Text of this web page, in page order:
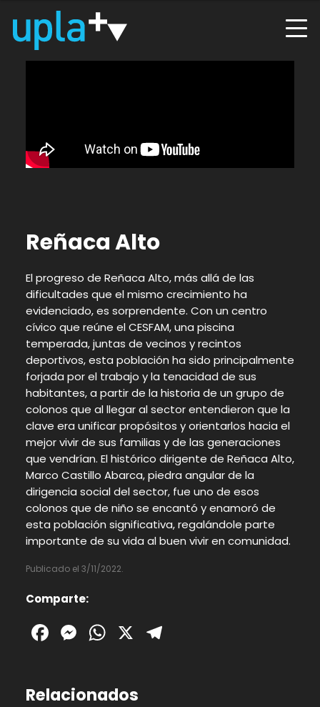
Reñaca Alto
El progreso de Reñaca Alto, más allá de las
dificultades que el mismo crecimiento ha
evidenciado, es sorprendente. Con un centro
cívico que reúne el CESFAM, una piscina
temperada, juntas de vecinos y recintos
deportivos, esta población ha sido principalmente
forjada por el trabajo y la tenacidad de sus
habitantes, a partir de la historia de un grupo de
colonos que al llegar al sector entendieron que la
clave era unificar propósitos y orientarlos hacia el
mejor vivir de sus familias y de las generaciones
que vendrían. El histórico dirigente de Reñaca Alto,
Marco Castillo Abarca, piedra angular de la
dirigencia social del sector, fue uno de esos
colonos que de niño se encantó y enamoró de
esta población significativa, regalándole parte
importante de su vida al buen vivir en comunidad.
Publicado el 3/11/2022.
Comparte:
Facebook
Messenger
WhatsApp
X
Relacionados